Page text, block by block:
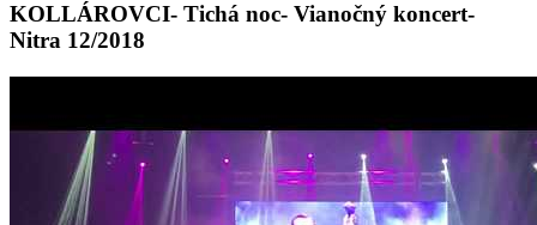
KOLLÁROVCI- Tichá noc- Vianočný koncert-
Nitra 12/2018